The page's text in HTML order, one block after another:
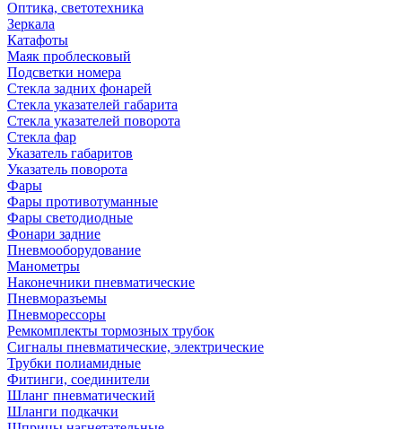
Оптика, светотехника
Зеркала
Катафоты
Маяк проблесковый
Подсветки номера
Стекла задних фонарей
Стекла указателей габарита
Стекла указателей поворота
Стекла фар
Указатель габаритов
Указатель поворота
Фары
Фары противотуманные
Фары светодиодные
Фонари задние
Пневмооборудование
Манометры
Наконечники пневматические
Пневморазъемы
Пневморессоры
Ремкомплекты тормозных трубок
Сигналы пневматические, электрические
Трубки полиамидные
Фитинги, соединители
Шланг пневматический
Шланги подкачки